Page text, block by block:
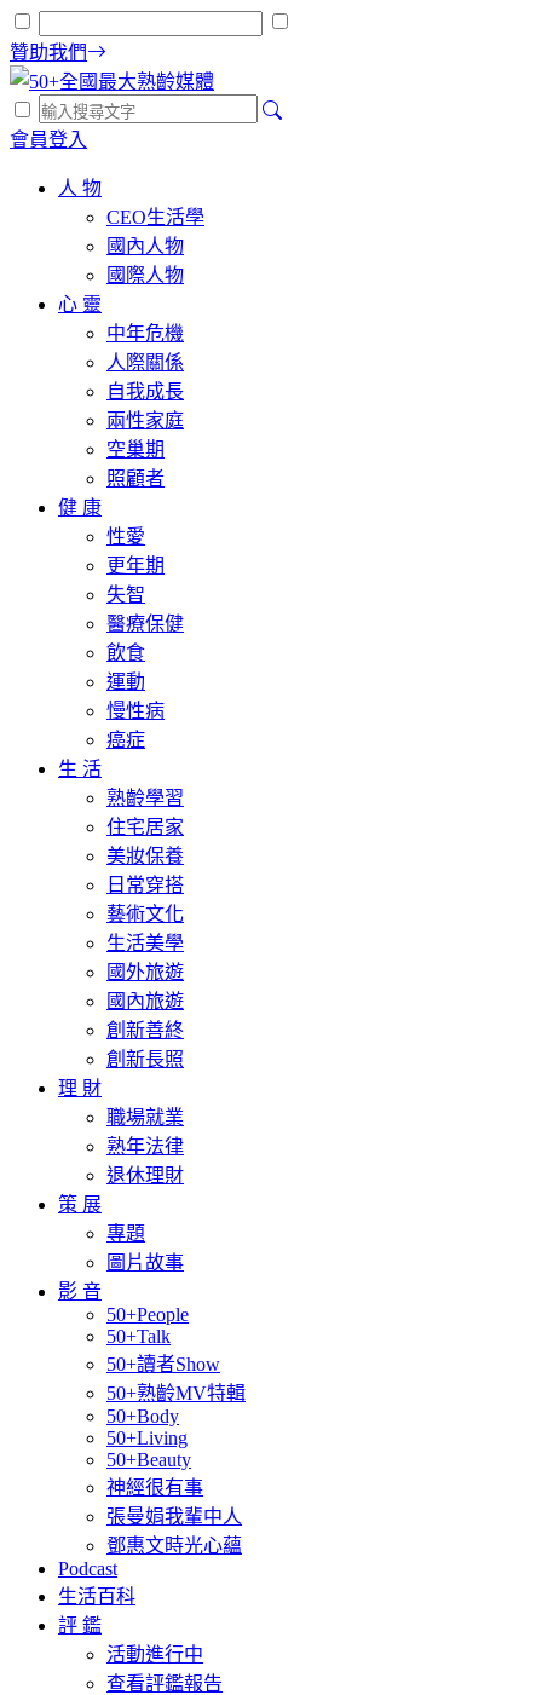
贊助我們
會員登入
人 物
CEO生活學
國內人物
國際人物
心 靈
中年危機
人際關係
自我成長
兩性家庭
空巢期
照顧者
健 康
性愛
更年期
失智
醫療保健
飲食
運動
慢性病
癌症
生 活
熟齡學習
住宅居家
美妝保養
日常穿搭
藝術文化
生活美學
國外旅遊
國內旅遊
創新善終
創新長照
理 財
職場就業
熟年法律
退休理財
策 展
專題
圖片故事
影 音
50+People
50+Talk
50+讀者Show
50+熟齡MV特輯
50+Body
50+Living
50+Beauty
神經很有事
張曼娟我輩中人
鄧惠文時光心蘊
Podcast
生活百科
評 鑑
活動進行中
查看評鑑報告